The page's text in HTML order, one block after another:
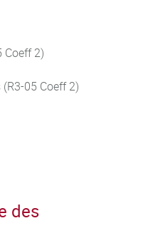
Coeff 2)
05 Coeff 2)
des